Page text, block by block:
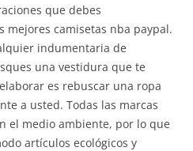
que debes
mejores camisetas nba paypal.
indumentaria de
una vestidura que te
es rebuscar una ropa
a usted. Todas las marcas
el medio ambiente, por lo que
artículos ecológicos y